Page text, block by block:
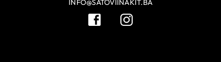
INFO@SATOVIINAKIT.BA